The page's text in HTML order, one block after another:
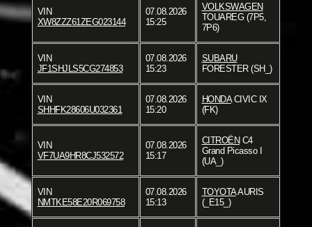
VIN
XW8ZZZ61ZEG023144
07.08.2026
15:25
VOLKSWAGEN
TOUAREG (7P5,
7P6)
VIN
JF1SHJLS5CG274853
07.08.2026
15:23
SUBARU
FORESTER (SH_)
VIN
SHHFK28606U032361
07.08.2026
15:20
HONDACIVIC IX
(FK)
VIN
VF7UA9HR8CJ532572
07.08.2026
15:17
CITROËN C4
Grand Picasso I
(UA_)
VIN
NMTKE58E20R069758
07.08.2026
15:13
TOYOTAAURIS
(_E15_)